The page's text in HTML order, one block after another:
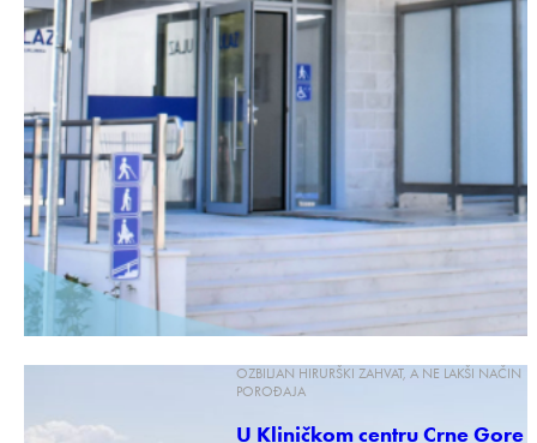
OZBILJAN HIRURŠKI ZAHVAT, A NE LAKŠI NAČIN
POROĐAJA
U Kliničkom centru Crne Gore